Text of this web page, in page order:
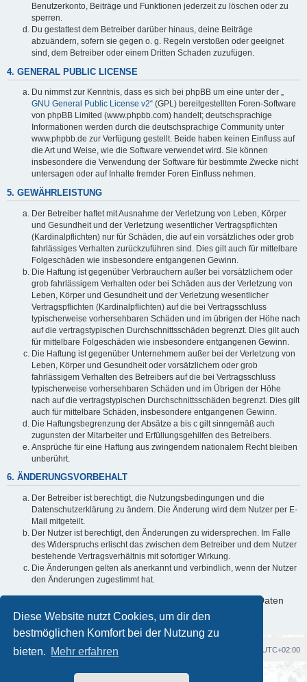
Diese Website nutzt Cookies, um dir den
bestmöglichen Komfort bei der Nutzung zu
bieten. Mehr erfahren
Benutzerkonto, Beiträge und Funktionen jederzeit zu löschen oder zu
sperren.
Du gestattest dem Betreiber darüber hinaus, deine Beiträge
abzuändern, sofern sie gegen o. g. Regeln verstoßen oder geeignet
sind, dem Betreiber oder einem Dritten Schaden zuzufügen.
4. GENERAL PUBLIC LICENSE
Du nimmst zur Kenntnis, dass es sich bei phpBB um eine unter der „
GNU General Public License v2“ (GPL) bereitgestellten Foren-Software
von phpBB Limited (www.phpbb.com) handelt; deutschsprachige
Informationen werden durch die deutschsprachige Community unter
www.phpbb.de zur Verfügung gestellt. Beide haben keinen Einfluss auf
die Art und Weise, wie die Software verwendet wird. Sie können
insbesondere die Verwendung der Software für bestimmte Zwecke nicht
untersagen oder auf Inhalte fremder Foren Einfluss nehmen.
5. GEWÄHRLEISTUNG
Der Betreiber haftet mit Ausnahme der Verletzung von Leben, Körper
und Gesundheit und der Verletzung wesentlicher Vertragspflichten
(Kardinalpflichten) nur für Schäden, die auf ein vorsätzliches oder grob
fahrlässiges Verhalten zurückzuführen sind. Dies gilt auch für mittelbare
Folgeschäden wie insbesondere entgangenen Gewinn.
Die Haftung ist gegenüber Verbrauchern außer bei vorsätzlichem oder
grob fahrlässigem Verhalten oder bei Schäden aus der Verletzung von
Leben, Körper und Gesundheit und der Verletzung wesentlicher
Vertragspflichten (Kardinalpflichten) auf die bei Vertragsschluss
typischerweise vorhersehbaren Schäden und im übrigen der Höhe nach
auf die vertragstypischen Durchschnittsschäden begrenzt. Dies gilt auch
für mittelbare Folgeschäden wie insbesondere entgangenen Gewinn.
Die Haftung ist gegenüber Unternehmern außer bei der Verletzung von
Leben, Körper und Gesundheit oder vorsätzlichem oder grob
fahrlässigem Verhalten des Betreibers auf die bei Vertragsschluss
typischerweise vorhersehbaren Schäden und im Übrigen der Höhe
nach auf die vertragstypischen Durchschnittsschäden begrenzt. Dies gilt
auch für mittelbare Schäden, insbesondere entgangenen Gewinn.
Die Haftungsbegrenzung der Absätze a bis c gilt sinngemäß auch
zugunsten der Mitarbeiter und Erfüllungsgehilfen des Betreibers.
Ansprüche für eine Haftung aus zwingendem nationalem Recht bleiben
unberührt.
6. ÄNDERUNGSVORBEHALT
Der Betreiber ist berechtigt, die Nutzungsbedingungen und die
Datenschutzerklärung zu ändern. Die Änderung wird dem Nutzer per E-
Mail mitgeteilt.
Der Nutzer ist berechtigt, den Änderungen zu widersprechen. Im Falle
des Widerspruchs erlischt das zwischen dem Betreiber und dem Nutzer
bestehende Vertragsverhältnis mit sofortiger Wirkung.
Die Änderungen gelten als anerkannt und verbindlich, wenn der Nutzer
den Änderungen zugestimmt hat.
Informationen über den Umgang mit deinen persönlichen Daten
sind in der Datenschutzerklärung enthalten.
Foren-Übersicht UTC+02:00
Powered byphpBB® Forum Software © phpBB Limited